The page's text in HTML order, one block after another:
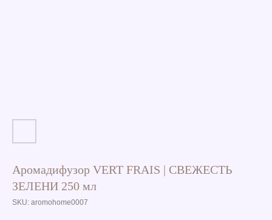
Аромадифузор VERT FRAIS | СВЕЖЕСТЬ
ЗЕЛЕНИ 250 мл
SKU: aromohome0007